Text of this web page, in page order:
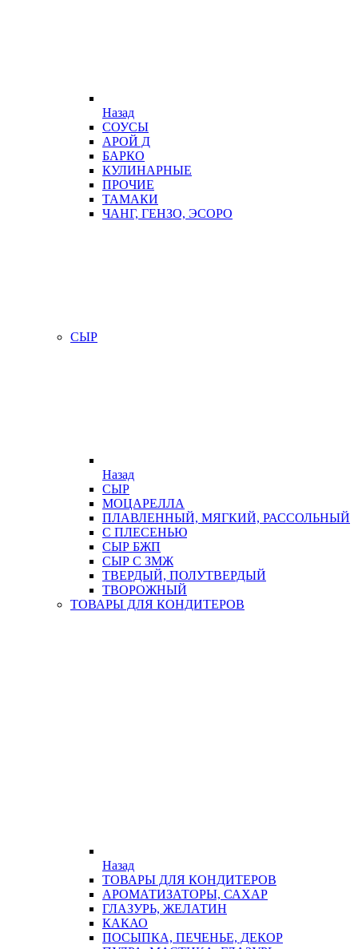
Назад
СОУСЫ
АРОЙ Д
БАРКО
КУЛИНАРНЫЕ
ПРОЧИЕ
ТАМАКИ
ЧАНГ, ГЕНЗО, ЭСОРО
СЫР
Назад
СЫР
МОЦАРЕЛЛА
ПЛАВЛЕННЫЙ, МЯГКИЙ, РАССОЛЬНЫЙ
С ПЛЕСЕНЬЮ
СЫР БЖП
СЫР С ЗМЖ
ТВЕРДЫЙ, ПОЛУТВЕРДЫЙ
ТВОРОЖНЫЙ
ТОВАРЫ ДЛЯ КОНДИТЕРОВ
Назад
ТОВАРЫ ДЛЯ КОНДИТЕРОВ
АРОМАТИЗАТОРЫ, САХАР
ГЛАЗУРЬ, ЖЕЛАТИН
КАКАО
ПОСЫПКА, ПЕЧЕНЬЕ, ДЕКОР